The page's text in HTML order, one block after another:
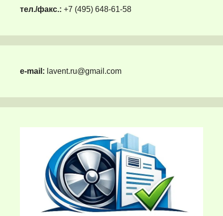
тел./факс.: +7 (495) 648-61-58
e-mail: lavent.ru@gmail.com